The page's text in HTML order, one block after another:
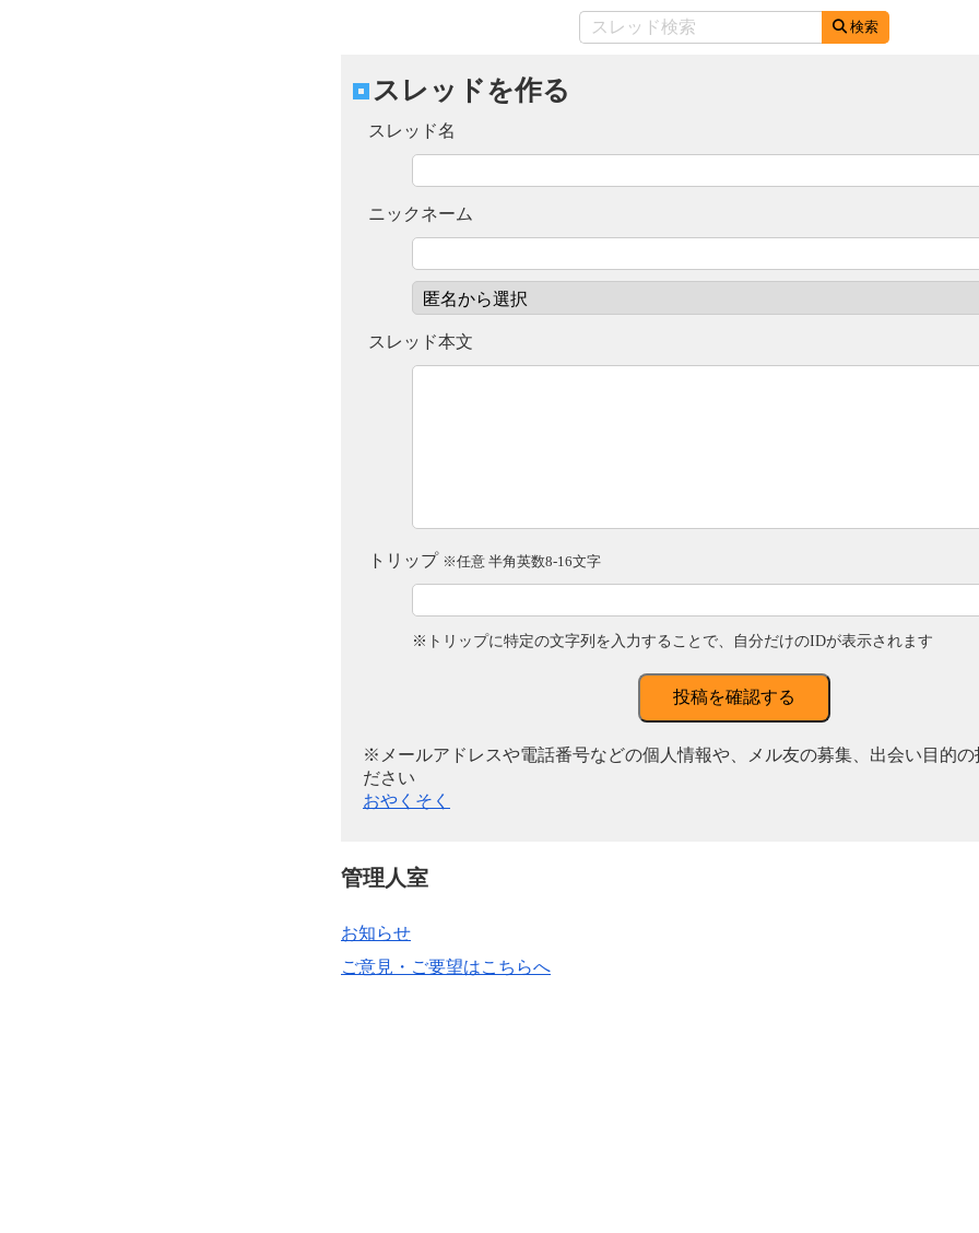
検索
スレッドを作る
スレッド名
ニックネーム
スレッド本文
トリップ ※任意 半角英数8-16文字
※トリップに特定の文字列を入力することで、自分だけのIDが表示されます
投稿を確認する
※メールアドレスや電話番号などの個人情報や、メル友の募集、出会い目的の
ださい
おやくそく
管理人室
お知らせ
ご意見・ご要望はこちらへ